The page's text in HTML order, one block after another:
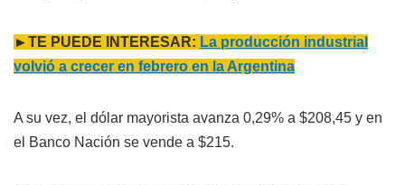
►TE PUEDE INTERESAR: La producción industrial
volvió a crecer en febrero en la Argentina
A su vez, el dólar mayorista avanza 0,29% a $208,45 y en
el Banco Nación se vende a $215.